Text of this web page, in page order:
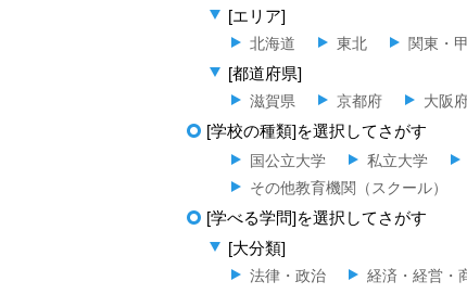
[エリア]
北海道 東北 関東・
[都道府県]
滋賀県 京都府 大阪
[学校の種類]を選択してさがす
国公立大学 私立大学
その他教育機関（スクール）
[学べる学問]を選択してさがす
[大分類]
法律・政治 経済・経営・